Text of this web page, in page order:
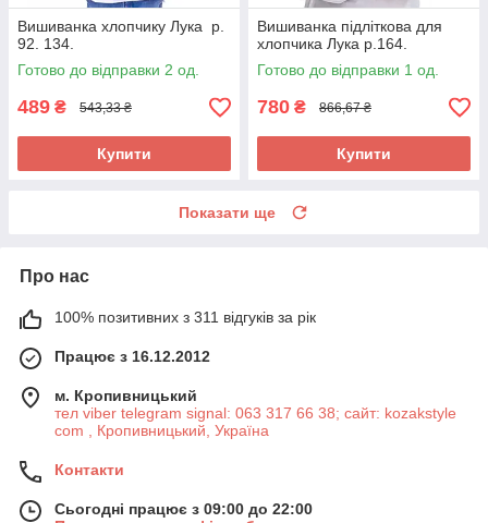
Вишиванка хлопчику Лука р.
92. 134.
Готово до відправки 2 од.
489 ₴ 543,33 ₴
Купити
Вишиванка підліткова для
хлопчика Лука р.164.
Готово до відправки 1 од.
780 ₴ 866,67 ₴
Купити
Показати ще
Про нас
100% позитивних з 311 відгуків за рік
Працює з 16.12.2012
м. Кропивницький
тел viber telegram signal: 063 317 66 38; сайт: kozakstyle
com , Кропивницький, Україна
Контакти
Сьогодні працює з 09:00 до 22:00